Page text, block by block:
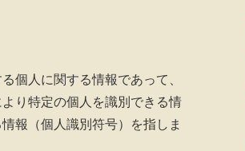
個人に関する情報であって、
り特定の個人を識別できる情
報（個人識別符号）を指しま